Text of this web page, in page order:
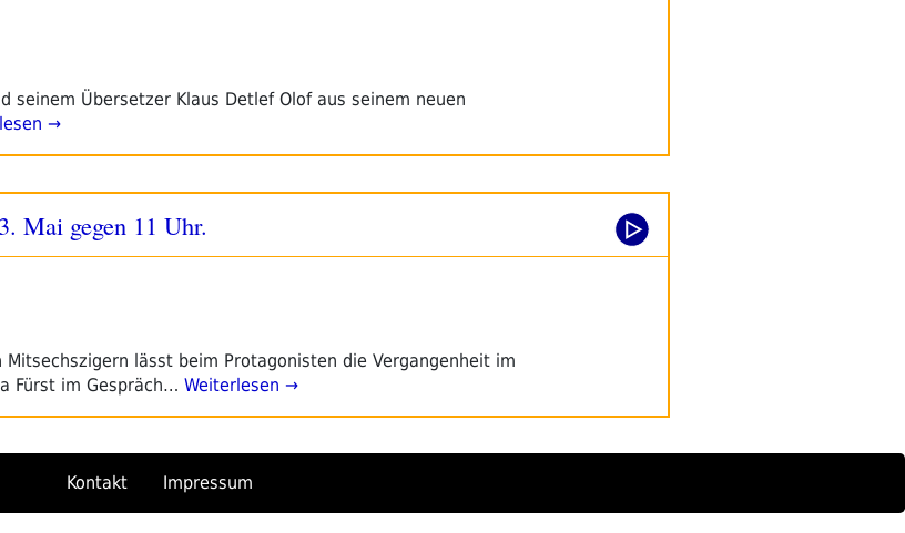
seinem Übersetzer Klaus Detlef Olof aus seinem neuen
→
Mai gegen 11 Uhr.
lässt beim Protagonisten die Vergangenheit im
Fürst im Gespräch… Weiterlesen →
Kontakt Impressum